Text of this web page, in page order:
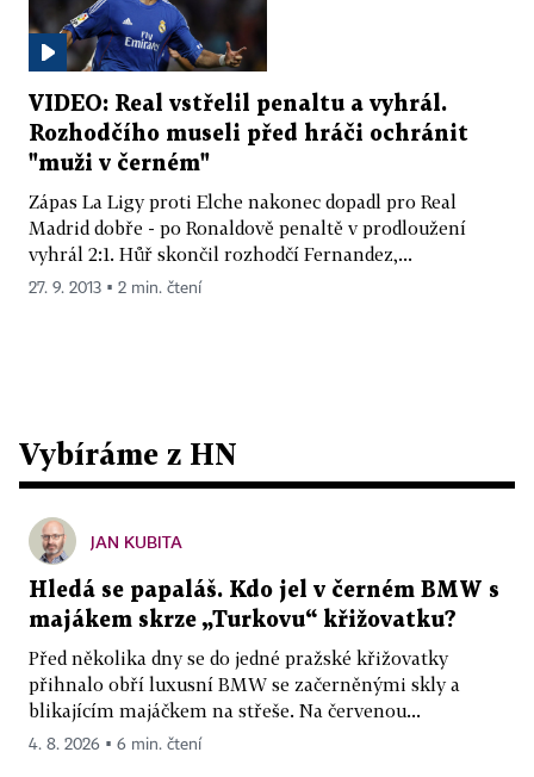
VIDEO: Real vstřelil penaltu a vyhrál.
Rozhodčího museli před hráči ochránit
"muži v černém"
Zápas La Ligy proti Elche nakonec dopadl pro Real
Madrid dobře - po Ronaldově penaltě v prodloužení
vyhrál 2:1. Hůř skončil rozhodčí Fernandez,...
27. 9. 2013 ▪ 2 min. čtení
Vybíráme z HN
JAN KUBITA
Hledá se papaláš. Kdo jel v černém BMW s
majákem skrze „Turkovu“ křižovatku?
Před několika dny se do jedné pražské křižovatky
přihnalo obří luxusní BMW se začerněnými skly a
blikajícím majáčkem na střeše. Na červenou...
4. 8. 2026 ▪ 6 min. čtení